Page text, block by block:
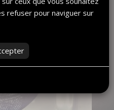
refuser pour naviguer sur